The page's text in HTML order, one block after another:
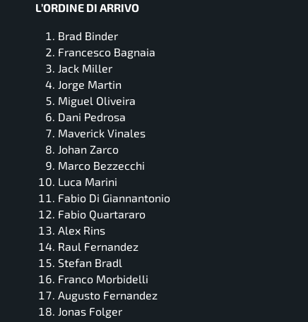
L’ORDINE DI ARRIVO
Brad Binder
Francesco Bagnaia
Jack Miller
Jorge Martin
Miguel Oliveira
Dani Pedrosa
Maverick Vinales
Johan Zarco
Marco Bezzecchi
Luca Marini
Fabio Di Giannantonio
Fabio Quartararo
Alex Rins
Raul Fernandez
Stefan Bradl
Franco Morbidelli
Augusto Fernandez
Jonas Folger